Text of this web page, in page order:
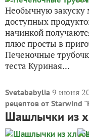
Необычную закуску
доступных
начинкой
плюс просты в
Печеночные
теста Куриная...
Svetababylia 9 июня
рецептов от Starwind
Шашлычки из